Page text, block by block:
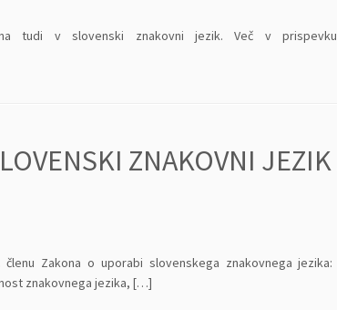
tudi v slovenski znakovni jezik. Več v
ZNAKOVNI JEZIK
Zakona o uporabi slovenskega znakovnega
znakovnega jezika, […]